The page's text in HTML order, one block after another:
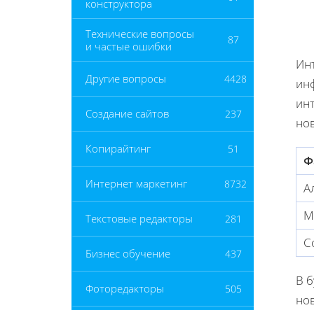
конструктора
Технические вопросы
и частые ошибки
87
Другие вопросы 4428
Создание сайтов 237
Копирайтинг 51
Интернет маркетинг 8732
Текстовые редакторы 281
Бизнес обучение 437
Фоторедакторы 505
В